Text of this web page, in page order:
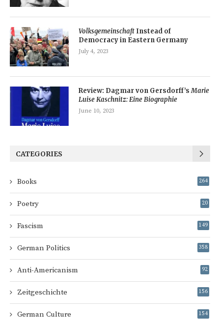
Volksgemeinschaft Instead of
Democracy in Eastern Germany
July 4, 2023
Review: Dagmar von Gersdorff’sMarie
Luise Kaschnitz: Eine Biographie
June 10, 2023
CATEGORIES
Books 264
Poetry 20
Fascism 149
German Politics 358
Anti-Americanism 92
Zeitgeschichte 156
German Culture 154